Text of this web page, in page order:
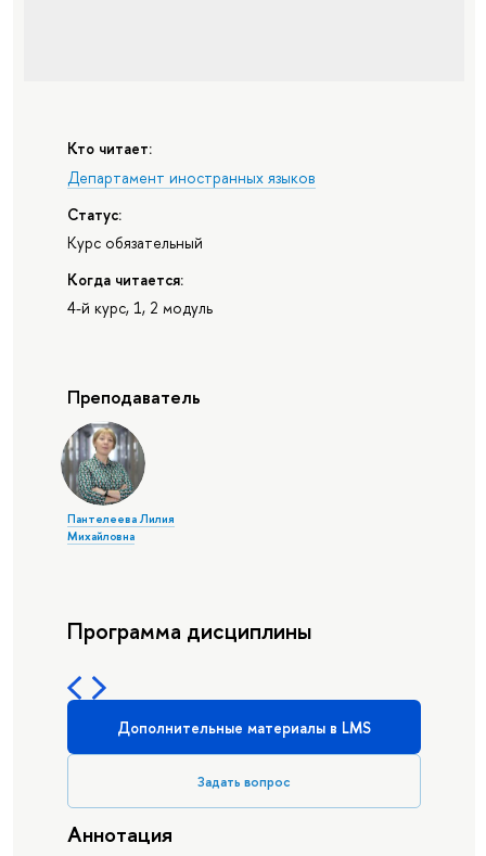
Кто читает:
Департамент иностранных языков
Статус:
Курс обязательный
Когда читается:
4-й курс, 1, 2 модуль
Преподаватель
Пантелеева Лилия
Михайловна
Программа дисциплины
Дополнительные материалы в LMS
Задать вопрос
Аннотация